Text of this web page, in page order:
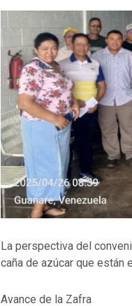
La perspectiva del
caña de azúcar que están
Avance de la Zafra